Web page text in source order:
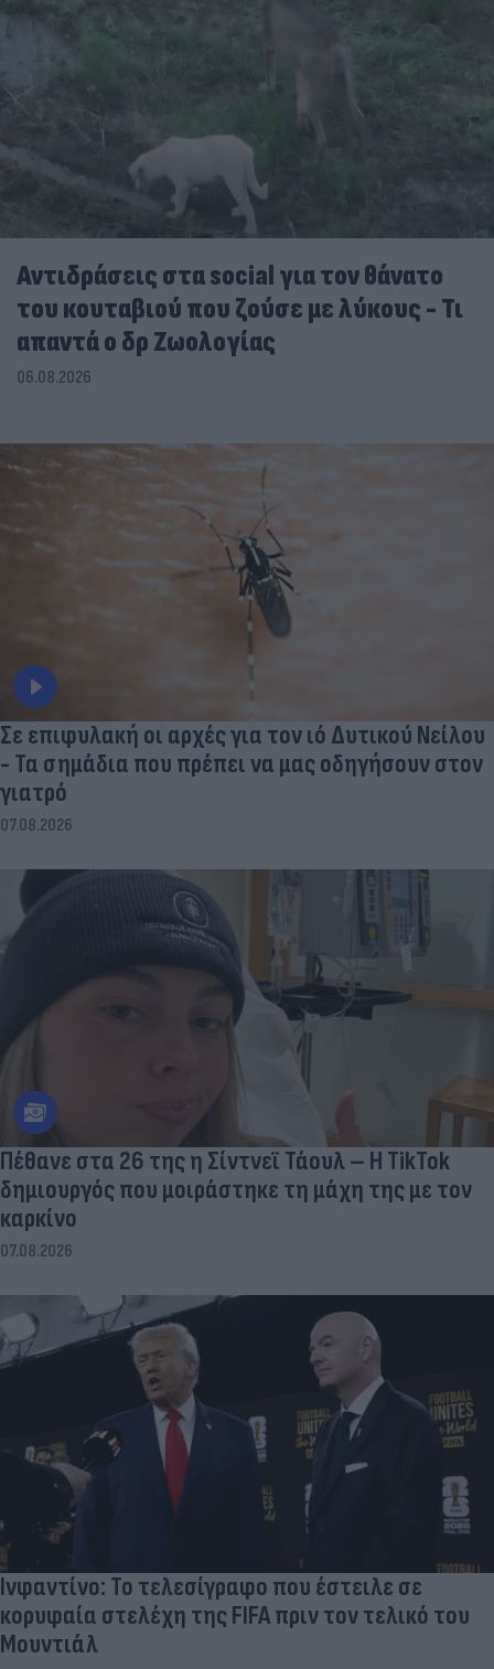
Αντιδράσεις στα social για τον θάνατο
του κουταβιού που ζούσε με λύκους - Τι
απαντά ο δρ Ζωολογίας
06.08.2026
Σε επιφυλακή οι αρχές για τον ιό Δυτικού Νείλου
- Τα σημάδια που πρέπει να μας οδηγήσουν στον
γιατρό
07.08.2026
Πέθανε στα 26 της η Σίντνεϊ Τάουλ – Η TikTok
δημιουργός που μοιράστηκε τη μάχη της με τον
καρκίνο
07.08.2026
Ινφαντίνο: Το τελεσίγραφο που έστειλε σε
κορυφαία στελέχη της FIFA πριν τον τελικό του
Μουντιάλ